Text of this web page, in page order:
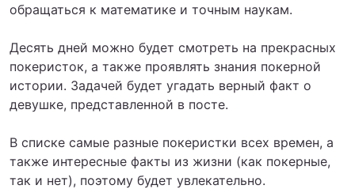
обращаться к математике и точным наукам.
Десять дней можно будет смотреть на прекрасных
покеристок, а также проявлять знания покерной
истории. Задачей будет угадать верный факт о
девушке, представленной в посте.
В списке самые разные покеристки всех времен, а
также интересные факты из жизни (как покерные,
так и нет), поэтому будет увлекательно.